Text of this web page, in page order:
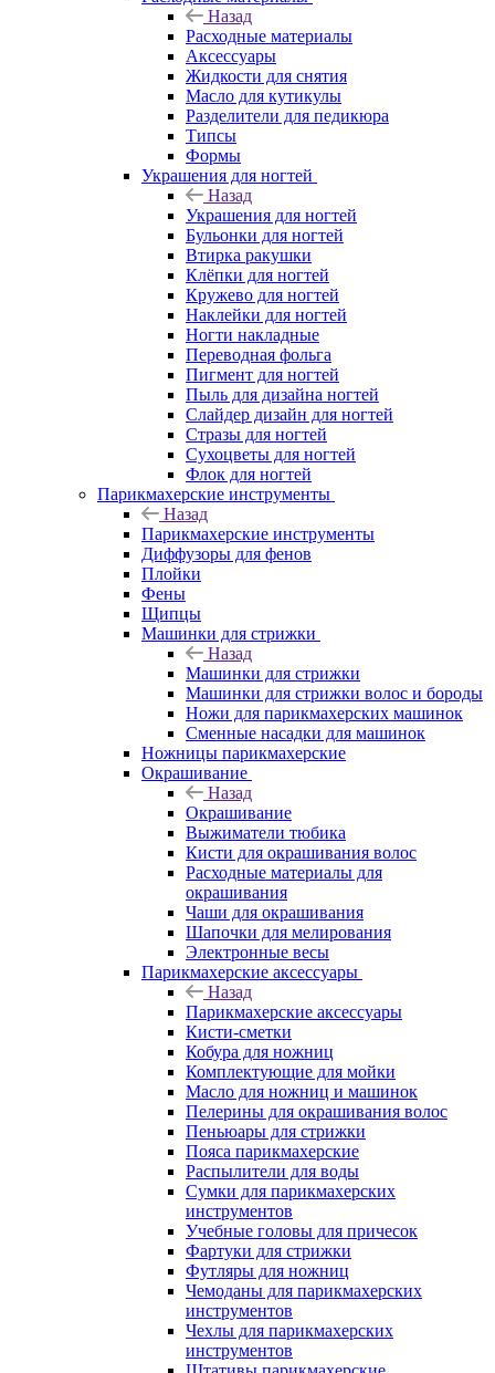
Назад
Расходные материалы
Аксессуары
Жидкости для снятия
Масло для кутикулы
Разделители для педикюра
Типсы
Формы
Украшения для ногтей
Назад
Украшения для ногтей
Бульонки для ногтей
Втирка ракушки
Клёпки для ногтей
Кружево для ногтей
Наклейки для ногтей
Ногти накладные
Переводная фольга
Пигмент для ногтей
Пыль для дизайна ногтей
Слайдер дизайн для ногтей
Стразы для ногтей
Сухоцветы для ногтей
Флок для ногтей
Парикмахерские инструменты
Назад
Парикмахерские инструменты
Диффузоры для фенов
Плойки
Фены
Щипцы
Машинки для стрижки
Назад
Машинки для стрижки
Машинки для стрижки волос и бороды
Ножи для парикмахерских машинок
Сменные насадки для машинок
Ножницы парикмахерские
Окрашивание
Назад
Окрашивание
Выжиматели тюбика
Кисти для окрашивания волос
Расходные материалы для
окрашивания
Чаши для окрашивания
Шапочки для мелирования
Электронные весы
Парикмахерские аксессуары
Назад
Парикмахерские аксессуары
Кисти-сметки
Кобура для ножниц
Комплектующие для мойки
Масло для ножниц и машинок
Пелерины для окрашивания волос
Пеньюары для стрижки
Пояса парикмахерские
Распылители для воды
Сумки для парикмахерских
инструментов
Учебные головы для причесок
Фартуки для стрижки
Футляры для ножниц
Чемоданы для парикмахерских
инструментов
Чехлы для парикмахерских
инструментов